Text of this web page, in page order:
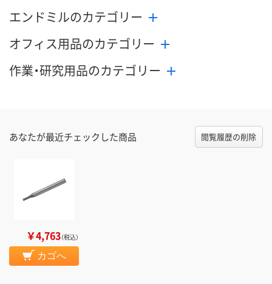
カゴへ
エンドミルのカテゴリー
オフィス用品のカテゴリー
作業・研究用品のカテゴリー
あなたが最近チェックした商品 閲覧履歴の削除
￥4,763（税込）
カゴへ